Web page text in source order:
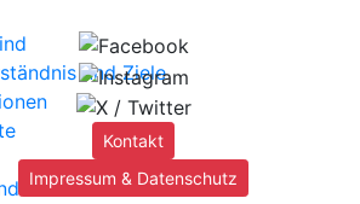
und Ziele
Kontakt
Impressum & Datenschutz